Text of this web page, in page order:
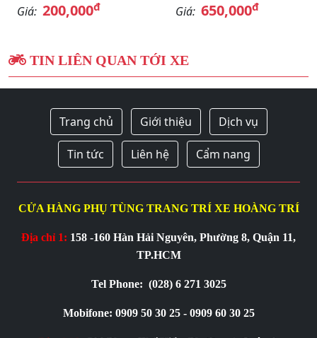
Giá: 200,000đ
Giá: 650,000đ
TIN LIÊN QUAN TỚI XE
Trang chủ Giới thiệu Dịch vụ
Tin tức Liên hệ Cẩm nang
CỬA HÀNG PHỤ TÙNG TRANG TRÍ XE HOÀNG TRÍ
Địa chỉ 1: 158 -160 Hàn Hải Nguyên, Phường 8, Quận 11,
TP.HCM
Tel Phone: (028) 6 271 3025
Mobifone: 0909 50 30 25 - 0909 60 30 25